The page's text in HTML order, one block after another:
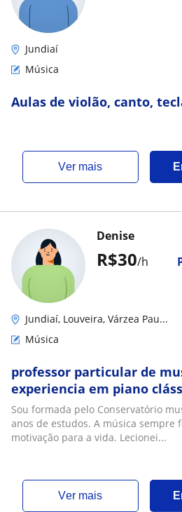
Jundiaí
Música
Aulas de violão, canto,
ver mais
R$30/h
Denise
Jundiaí, Louveira, Várzea Pau...
Música
professor particular de
experiencia em piano
Sou formada pelo Conservatório
anos de estudos. A música sempre
motivação para a vida. Lecionei...
ver mais